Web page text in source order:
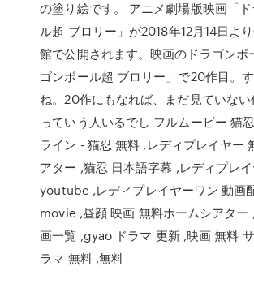
の塗り絵です。 アニメ劇場版映画「
ル超 ブロリー」が2018年12月14日よ
館で公開されます。映画のドラゴンボ
ゴンボール超 ブロリー」で20作目。
ね。20作にもなれば、まだ見ていない
っていう人いるでし フルムービー 猫
ライン - 猫忍 無料 ,レディプレイヤー
アター ,猫忍 日本語字幕 ,レディプレ
youtube ,レディプレイヤーワン 動画
movie ,昼顔 映画 無料ホームシアタ
画一覧 ,gyao ドラマ 更新 ,映画 無料
ラマ 無料 ,無料